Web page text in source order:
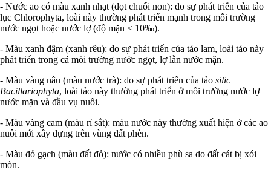
- Nước ao có màu xanh nhạt (đọt chuối non): do sự phát triển của tảo
lục Chlorophyta, loài này thường phát triển mạnh trong môi trường
nước ngọt hoặc nước lợ (độ mặn < 10‰).
- Màu xanh đậm (xanh rêu): do sự phát triển của tảo lam, loài tảo này
phát triển trong cả môi trường nước ngọt, lợ lẫn nước mặn.
- Màu vàng nâu (màu nước trà): do sự phát triển của tảo silic
Bacillariophyta, loài tảo này thường phát triển ở môi trường nước lợ
nước mặn và đầu vụ nuôi.
- Màu vàng cam (màu rỉ sắt): màu nước này thường xuất hiện ở các ao
nuôi mới xây dựng trên vùng đất phèn.
- Màu đỏ gạch (màu đất đỏ): nước có nhiều phù sa do đất cát bị xói
mòn.